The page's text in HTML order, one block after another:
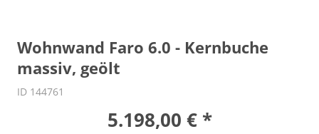
Wohnwand Faro 6.0 - Kernbuche
massiv, geölt
ID 144761
5.198,00 € *